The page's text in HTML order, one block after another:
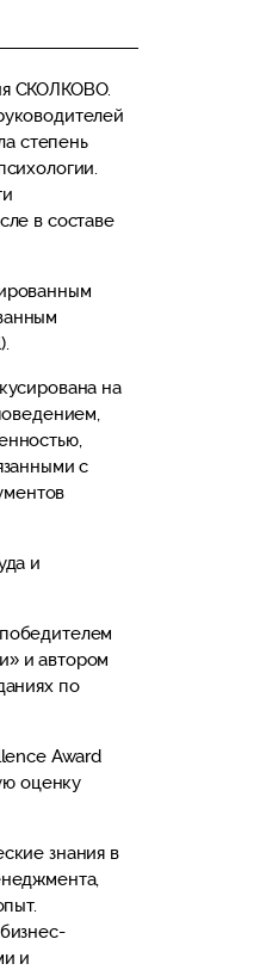
СКОЛКОВО.
степень
в составе
на
с
и
и автором
по
Award
оценку
знания в
и